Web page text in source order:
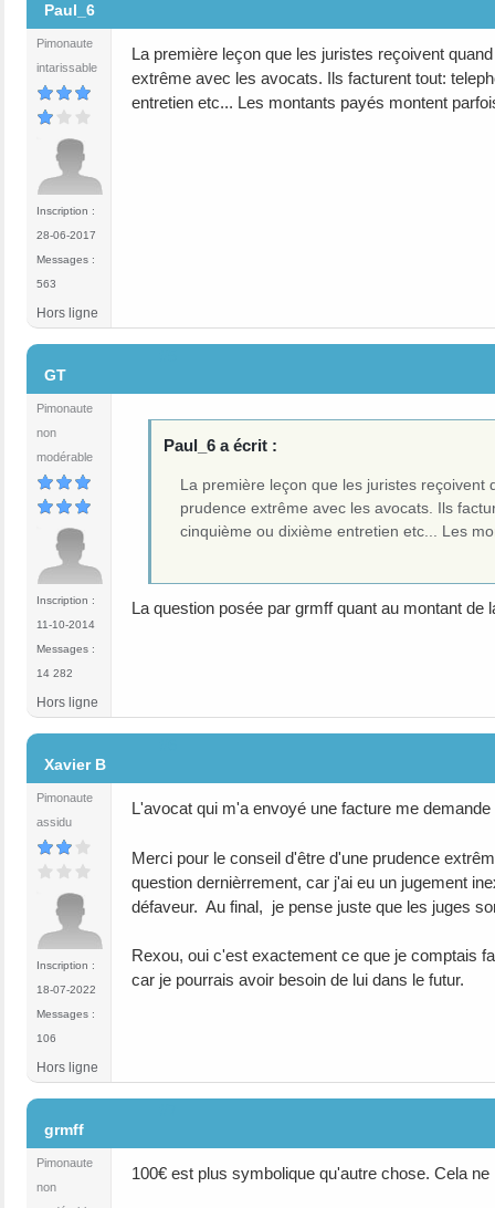
Paul_6
Pimonaute
intarissable
Inscription :
28-06-2017
Messages :
563
La première leçon que les juristes reçoivent
extrême avec les avocats. Ils facturent tout:
entretien etc... Les montants payés montent
Hors ligne
GT
Pimonaute
non
modérable
Inscription :
11-10-2014
Messages :
14 282
Paul_6 a écrit :
La première leçon que les juristes
prudence extrême avec les avocats. Ils
cinquième ou dixième entretien etc... Les
La question posée par grmff quant au montant de
Hors ligne
Xavier B
Pimonaute
assidu
Inscription :
18-07-2022
Messages :
106
L'avocat qui m'a envoyé une facture me demande
Merci pour le conseil d'être d'une prudence
question dernièrrement, car j'ai eu un jugement
défaveur. Au final, je pense juste que les juges
Rexou, oui c'est exactement ce que je comptais
car je pourrais avoir besoin de lui dans le futur.
Hors ligne
grmff
Pimonaute
non
100€ est plus symbolique qu'autre chose. Cela